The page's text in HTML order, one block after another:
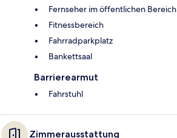
Fernseher im öffentlichen Bereich
Fitnessbereich
Fahrradparkplatz
Bankettsaal
Barrierearmut
Fahrstuhl
Zimmerausstattung